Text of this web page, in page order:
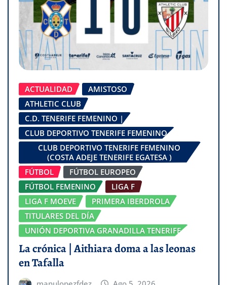
ACTUALIDAD
AMISTOSO
ATHLETIC CLUB
C.D. TENERIFE FEMENINO |
CLUB DEPORTIVO TENERIFE FEMENINO
CLUB DEPORTIVO TENERIFE FEMENINO
(COSTA ADEJE TENERIFE EGATESA )
FÚTBOL
FÚTBOL EUROPEO
FÚTBOL FEMENINO
LIGA F
LIGA F MOEVE
PRIMERA IBERDROLA
TITULARES DEL DÍA
UNIÓN DEPORTIVA GRANADILLA TENERIFE
La crónica | Aithiara doma a las leonas
en Tafalla